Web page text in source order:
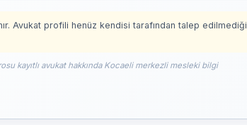
Avukat profili henüz kendisi tarafından talep edilmediği
kayıtlı avukat hakkında Kocaeli merkezli mesleki bilgi